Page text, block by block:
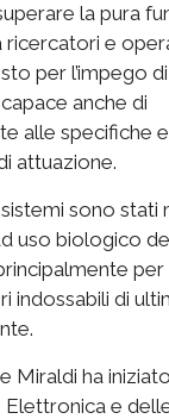
la pura
e
per l’impego
anche di
alle specifiche
attuazione.
sono stati
uso biologico
indossabili di
Miraldi ha
e